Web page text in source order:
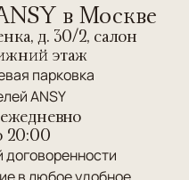
в Москве
д. 30/2, салон
этаж
парковка
ANSY
20:00